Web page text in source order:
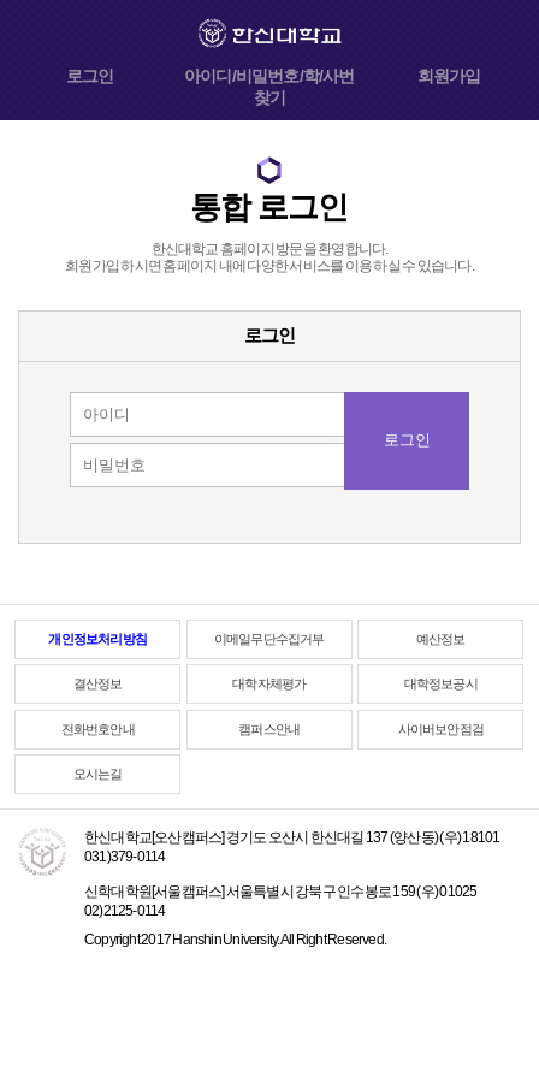
로그인
아이디/비밀번호/학/사번
찾기
회원가입
통합 로그인
한신대학교 홈페이지 방문을 환영합니다.
회원가입 하시면 홈페이지 내에 다양한 서비스를 이용 하실 수 있습니다.
로그인
개인정보처리방침 이메일무단수집거부 예산정보
결산정보 대학자체평가 대학정보공시
전화번호안내 캠퍼스안내 사이버보안점검
오시는길
한신대학교[오산캠퍼스] 경기도 오산시 한신대길 137 (양산동) (우) 18101
031)379-0114
신학대학원[서울캠퍼스] 서울특별시 강북구 인수봉로 159 (우) 01025
02)2125-0114
Copyright 2017 Hanshin University. All Right Reserved.